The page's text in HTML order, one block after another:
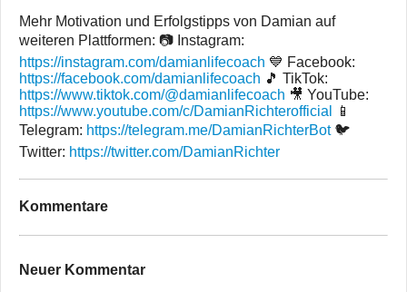
Mehr Motivation und Erfolgstipps von Damian auf
weiteren Plattformen: 📷 Instagram:
https://instagram.com/damianlifecoach 💙 Facebook:
https://facebook.com/damianlifecoach 🎵 TikTok:
https://www.tiktok.com/@damianlifecoach 🎥 YouTube:
https://www.youtube.com/c/DamianRichterofficial
📱
Telegram: https://telegram.me/DamianRichterBot🐦
Twitter: https://twitter.com/DamianRichter
Kommentare
Neuer Kommentar